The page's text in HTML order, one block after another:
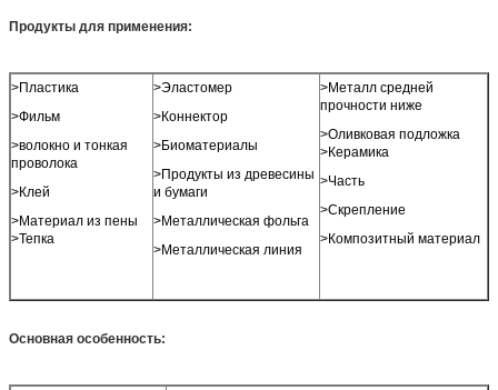
Продукты для применения:
>Пластика
>Фильм
>волокно и тонкая
проволока
>Клей
>Материал из пены
>Тепка
>Эластомер
>Коннектор
>Биоматериалы
>Продукты из древесины
и бумаги
>Металлическая фольга
>Металлическая линия
>Металл средней
прочности ниже
>Оливковая подложка
>Керамика
>Часть
>Скрепление
>Композитный материал
Основная особенность: